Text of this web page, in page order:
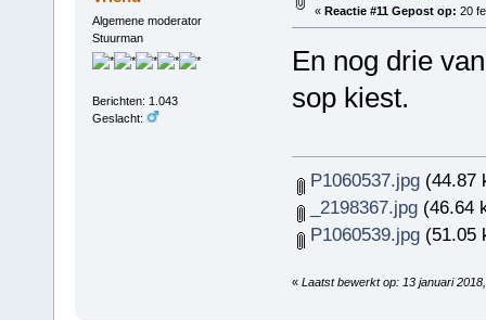
Algemene moderator
Stuurman
Berichten: 1.043
Geslacht:
« Reactie #11 Gepost op: 20
En nog drie
sop kiest.
P1060537.jpg(44.87
_2198367.jpg(46.64
P1060539.jpg(51.05
« Laatst bewerkt op: 13 januari